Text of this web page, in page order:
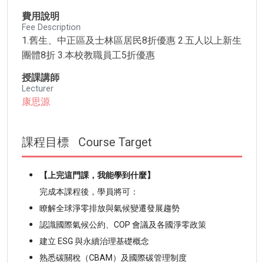
費用說明
Fee Description
1.舊生、中正區及士林區居民8折優惠 2.五人以上新生
團體8折 3.本校教職員工5折優惠
授課講師
Lecturer
康思源
課程目標 Course Target
【上完這門課，我能學到什麼】
完成本課程後，學員將可：
瞭解全球淨零排放與氣候變遷發展趨勢
認識國際氣候公約、COP 會議及各國淨零政策
建立 ESG 與永續治理基礎概念
熟悉碳關稅（CBAM）及國際碳管理制度